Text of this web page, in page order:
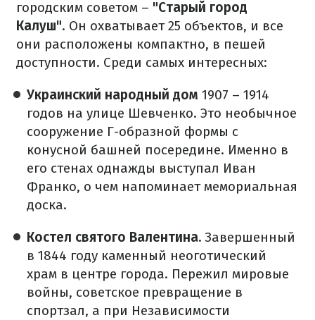
городским советом – "Старый город
Калуш". Он охватывает 25 объектов, и все
они расположены компактно, в пешей
доступности. Среди самых интересных:
Украинский народный дом 1907 – 1914
годов на улице Шевченко. Это необычное
сооружение Г-образной формы с
конусной башней посередине. Именно в
его стенах однажды выступал Иван
Франко, о чем напоминает мемориальная
доска.
Костел святого Валентина. Завершенный
в 1844 году каменный неоготический
храм в центре города. Пережил мировые
войны, советское превращение в
спортзал, а при Независимости